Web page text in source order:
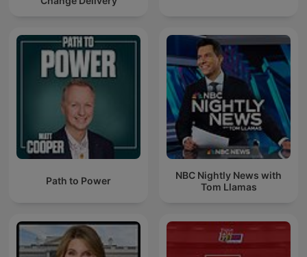
Path to Power
NBC Nightly News with
Tom Llamas